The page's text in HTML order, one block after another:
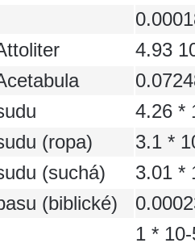
4.93
4.26 *
(ropa)
3.1 *
(suchá)
3.01 *
(biblické)
1 *